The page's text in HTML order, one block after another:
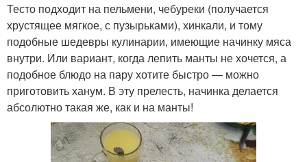
Тесто подходит на пельмени, чебуреки (получается
хрустящее мягкое, с пузырьками), хинкали, и тому
подобные шедевры кулинарии, имеющие начинку мяса
внутри. Или вариант, когда лепить манты не хочется, а
подобное блюдо на пару хотите быстро — можно
приготовить ханум. В эту прелесть, начинка делается
абсолютно такая же, как и на манты!